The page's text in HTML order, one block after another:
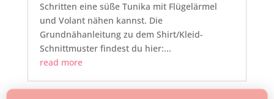
Schritten eine süße Tunika mit Flügelärmel
und Volant nähen kannst. Die
Grundnähanleitung zu dem Shirt/Kleid-
Schnittmuster findest du hier:...
read more